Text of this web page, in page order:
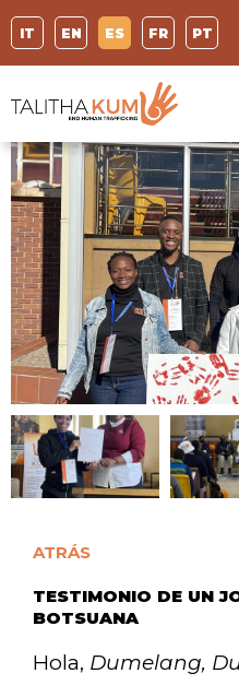
IT EN ES FR PT
ATRÁS
TESTIMONIO DE UN
BOTSUANA
Hola, Dumelang,